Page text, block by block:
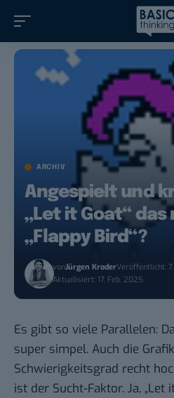
ARCHIV
Angespielt und
„Let it Goat“
„Flappy Bird“?
vonJürgen KroderVeröffentlicht:
Aktualisiert: 17. Feb. 2025
Es gibt so viele Parallelen:
super simpel. Auch die
Schwierigkeitsgrad recht
ist der Sucht-Faktor. Ja, „Let